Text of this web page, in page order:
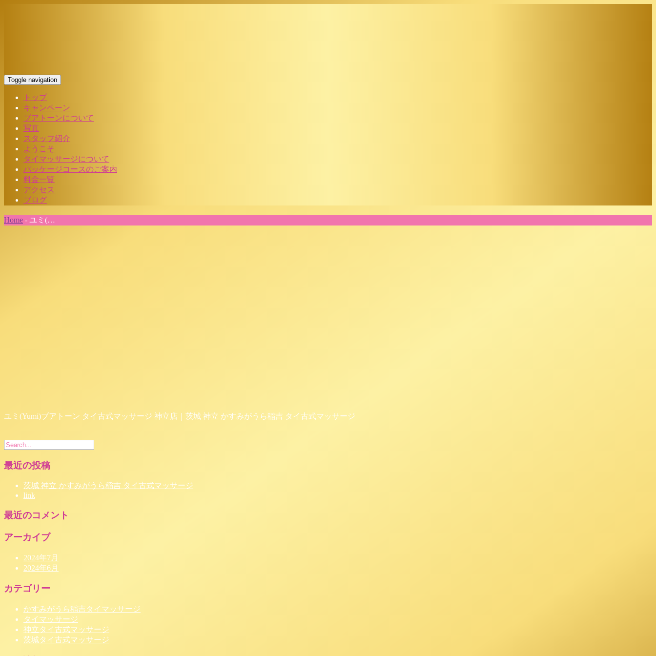
Toggle navigation
トップ
キャンペーン
ブアトーンについて
写真
スタッフ紹介
ようこそ
タイマッサージについて
パッケージコースのご案内
料金一覧
アクセス
ブログ
Home - ユミ(…
ユミ(Yumi)ブアトーン タイ古式マッサージ 神立店｜茨城 神立 かすみがうら稲吉 タイ古式マッサージ
最近の投稿
茨城 神立 かすみがうら稲吉 タイ古式マッサージ
link
最近のコメント
アーカイブ
2024年7月
2024年6月
カテゴリー
かすみがうら稲吉タイマッサージ
タイマッサージ
神立タイ古式マッサージ
茨城タイ古式マッサージ